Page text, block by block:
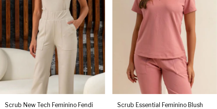
Scrub New Tech Feminino Fendi Scrub Essential Feminino Blush